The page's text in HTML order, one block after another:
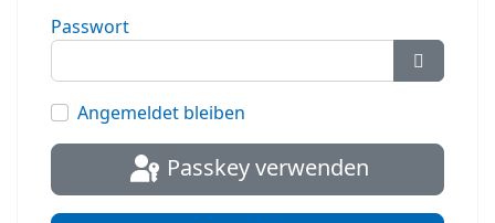
Passwort
Angemeldet bleiben
Passkey verwenden